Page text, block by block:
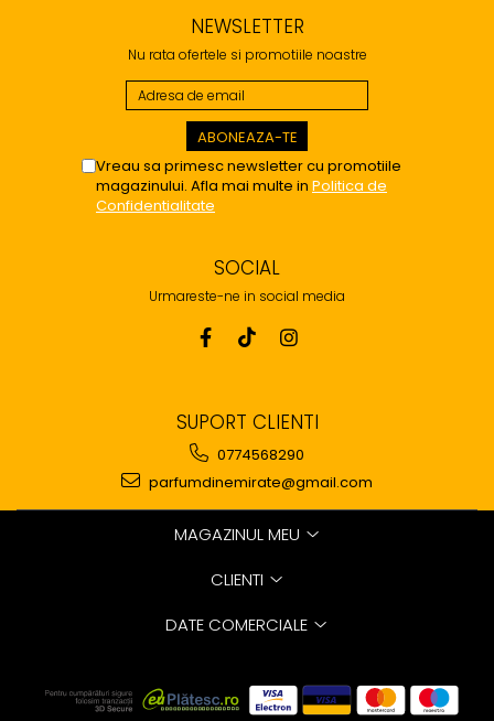
NEWSLETTER
Nu rata ofertele si promotiile noastre
Vreau sa primesc newsletter cu promotiile
magazinului. Afla mai multe in Politica de
Confidentialitate
SOCIAL
Urmareste-ne in social media
SUPORT CLIENTI
0774568290
parfumdinemirate@gmail.com
MAGAZINUL MEU
CLIENTI
DATE COMERCIALE